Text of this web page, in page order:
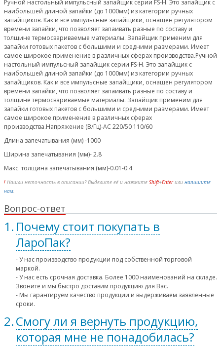
Ручной настольный импульсный запайщик серии FS-H. Это запайщик с
наибольшей длиной запайки (до 1000мм) из категории ручных
запайщиков. Как и все импульсные запайщики, оснащен регулятором
времени запайки, что позволяет запаивать разные по составу и
толщине термосвариваемые материалы. Запайщик применим для
запайки готовых пакетов с большими и средними размерами. Имеет
самое широкое применение в различных сферах производства.Ручной
настольный импульсный запайщик серии FS-H. Это запайщик с
наибольшей длиной запайки (до 1000мм) из категории ручных
запайщиков. Как и все импульсные запайщики, оснащен регулятором
времени запайки, что позволяет запаивать разные по составу и
толщине термосвариваемые материалы. Запайщик применим для
запайки готовых пакетов с большими и средними размерами. Имеет
самое широкое применение в различных сферах
производства.Напряжение (В/Гц)-AC 220/50 110/60
Длина запечатывания (мм) -1000
Ширина запечатывания (мм)- 2.8
Макс. толщина запечатывания (мм)-0.01-0.4
! Нашли неточность в описании? Выделите её и нажмите Shift+Enterили напишите
нам.
Вопрос-ответ
Почему стоит покупать в
ЛароПак?
- У нас производство продукции под собственной торговой
маркой.
- У нас есть срочная доставка. Более 1000 наименований на складе.
Звоните и мы быстро доставим продукцию для Вас.
- Мы гарантируем качество продукции и выдерживаем заявленные
сроки.
Смогу ли я вернуть продукцию,
которая мне не понадобилась?